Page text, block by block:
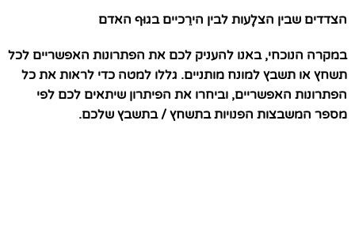
הצדדים שבין הצלָעות לבין הירֵכיים בגוּף האדם
במקרה הנוכחי, באנו להעניק לכם את הפתרונות האפשריים לכל
תשחץ או תשבץ למונח מותניים. גללו למטה כדי לראות את כל
הפתרונות האפשריים, וביחרו את הפיתרון שיתאים לכם לפי
מספר המשבצות הפנויות בתשחץ / בתשבץ שלכם.